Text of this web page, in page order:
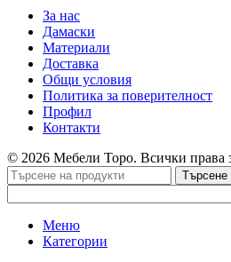
За нас
Дамаски
Материали
Доставка
Общи условия
Политика за поверителност
Профил
Контакти
© 2026 Мебели Торо. Всички права
Търсене
Меню
Категории